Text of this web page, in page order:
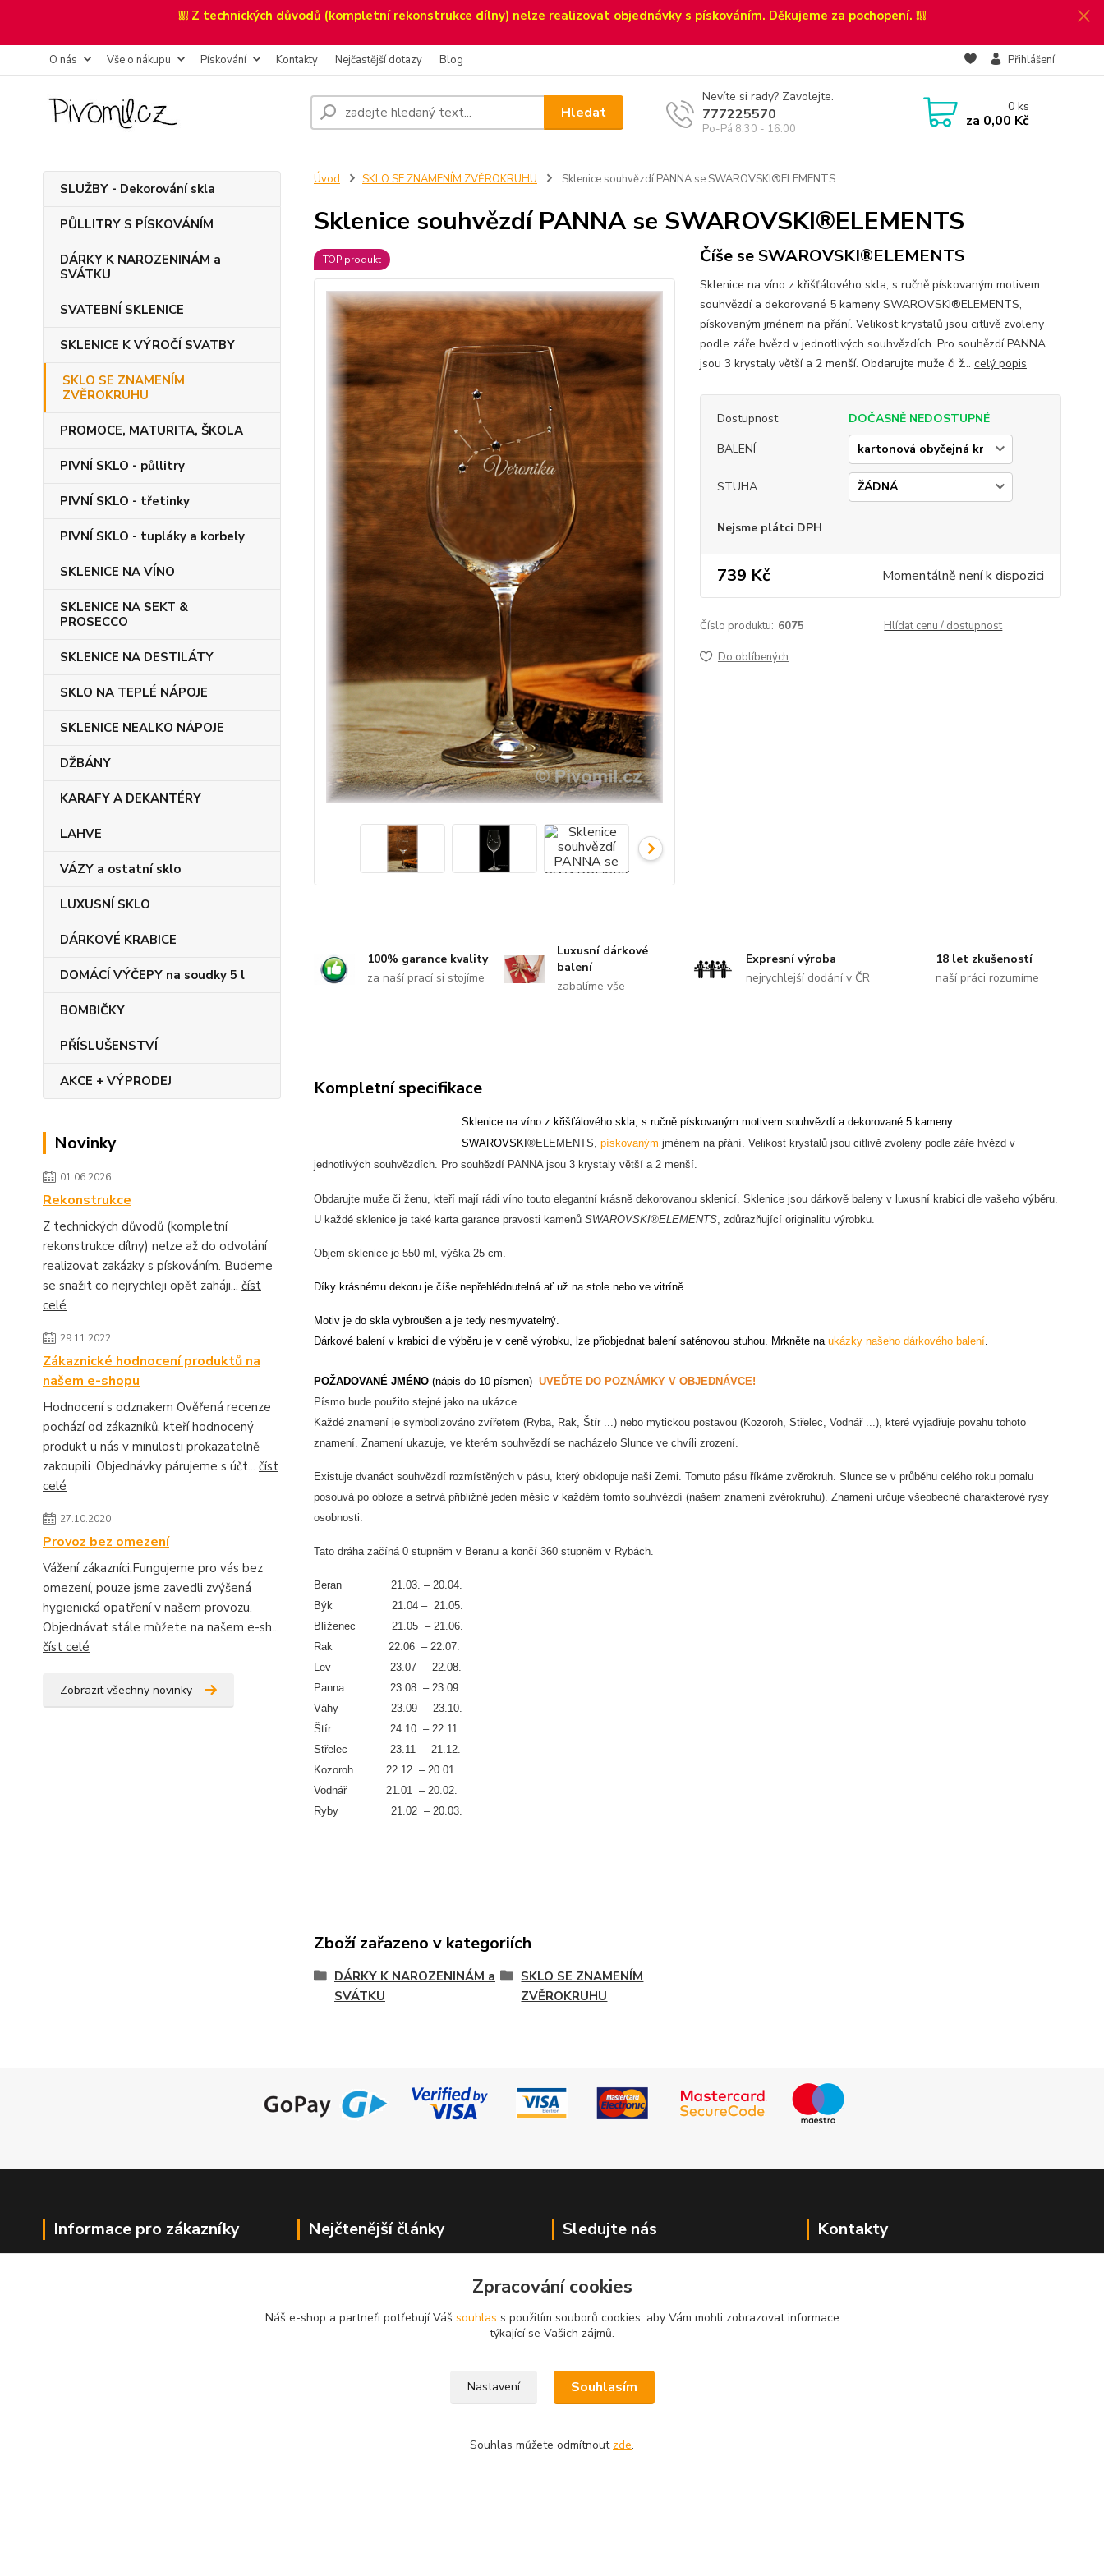
❕❕❕ Z technických důvodů (kompletní rekonstrukce dílny) nelze realizovat objednávky s pískováním. Děkujeme za pochopení. ❕❕❕
O nás Vše o nákupu Pískování Kontakty Nejčastější dotazy Blog Přihlášení
Hledat
Nevíte si rady? Zavolejte.
777225570
Po-Pá 8:30 - 16:00
0ks
za 0,00 Kč
SLUŽBY - Dekorování skla
PŮLLITRY S PÍSKOVÁNÍM
DÁRKY K NAROZENINÁM a
SVÁTKU
SVATEBNÍ SKLENICE
SKLENICE K VÝROČÍ SVATBY
SKLO SE ZNAMENÍM
ZVĚROKRUHU
PROMOCE, MATURITA, ŠKOLA
PIVNÍ SKLO - půllitry
PIVNÍ SKLO - třetinky
PIVNÍ SKLO - tupláky a korbely
SKLENICE NA VÍNO
SKLENICE NA SEKT &
PROSECCO
SKLENICE NA DESTILÁTY
SKLO NA TEPLÉ NÁPOJE
SKLENICE NEALKO NÁPOJE
DŽBÁNY
KARAFY A DEKANTÉRY
LAHVE
VÁZY a ostatní sklo
LUXUSNÍ SKLO
DÁRKOVÉ KRABICE
DOMÁCÍ VÝČEPY na soudky 5 l
BOMBIČKY
PŘÍSLUŠENSTVÍ
AKCE + VÝPRODEJ
Novinky
01.06.2026
Rekonstrukce
Z technických důvodů (kompletní
rekonstrukce dílny) nelze až do odvolání
realizovat zakázky s pískováním. Budeme
se snažit co nejrychleji opět zaháji... číst
celé
29.11.2022
Zákaznické hodnocení produktů na
našem e-shopu
Hodnocení s odznakem Ověřená recenze
pochází od zákazníků, kteří hodnocený
produkt u nás v minulosti prokazatelně
zakoupili. Objednávky párujeme s účt... číst
celé
27.10.2020
Provoz bez omezení
Vážení zákazníci,Fungujeme pro vás bez
omezení, pouze jsme zavedli zvýšená
hygienická opatření v našem provozu.
Objednávat stále můžete na našem e-sh...
číst celé
Zobrazit všechny novinky
Úvod SKLO SE ZNAMENÍM ZVĚROKRUHU Sklenice souhvězdí PANNA se SWAROVSKI®ELEMENTS
Sklenice souhvězdí PANNA se SWAROVSKI®ELEMENTS
TOP produkt Číše se SWAROVSKI®ELEMENTS
Sklenice na víno z křišťálového skla, s ručně pískovaným motivem
souhvězdí a dekorované 5 kameny SWAROVSKI®ELEMENTS,
pískovaným jménem na přání. Velikost krystalů jsou citlivě zvoleny
podle záře hvězd v jednotlivých souhvězdích. Pro souhězdí PANNA
jsou 3 krystaly větší a 2 menší. Obdarujte muže či ž... celý popis
Dostupnost
DOČASNĚ NEDOSTUPNÉ
BALENÍ
STUHA
Nejsme plátci DPH
739 Kč Momentálně není k dispozici
Číslo produktu: 6075 Hlídat cenu / dostupnost
Do oblíbených
100% garance kvality
za naší prací si stojíme
Luxusní dárkové
balení
zabalíme vše
Expresní výroba
nejrychlejší dodání v ČR
18 let zkušeností
naší práci rozumíme
Kompletní specifikace
Sklenice na víno z křišťálového skla, s ručně pískovaným motivem souhvězdí a dekorované 5 kameny
SWAROVSKI ®ELEMENTS, pískovaným jménem na přání. Velikost krystalů jsou citlivě zvoleny podle záře hvězd v
jednotlivých souhvězdích. Pro souhězdí PANNA jsou 3 krystaly větší a 2 menší.
Obdarujte muže či ženu, kteří mají rádi víno touto elegantní krásně dekorovanou sklenicí. Sklenice jsou dárkově baleny v luxusní krabici dle vašeho výběru.
U každé sklenice je také karta garance pravosti kamenů SWAROVSKI®ELEMENTS, zdůrazňující originalitu výrobku.
Objem sklenice je 550 ml, výška 25 cm.
Díky krásnému dekoru je číše nepřehlédnutelná ať už na stole nebo ve vitríně.
Motiv je do skla vybroušen a je tedy nesmyvatelný.
Dárkové balení v krabici dle výběru je v ceně výrobku, lze přiobjednat balení saténovou stuhou. Mrkněte na ukázky našeho dárkového balení.
POŽADOVANÉ JMÉNO (nápis do 10 písmen) UVEĎTE DO POZNÁMKY V OBJEDNÁVCE!
Písmo bude použito stejné jako na ukázce.
Každé znamení je symbolizováno zvířetem (Ryba, Rak, Štír ...) nebo mytickou postavou (Kozoroh, Střelec, Vodnář ...), které vyjadřuje povahu tohoto
znamení. Znamení ukazuje, ve kterém souhvězdí se nacházelo Slunce ve chvíli zrození.
Existuje dvanáct souhvězdí rozmístěných v pásu, který obklopuje naši Zemi. Tomuto pásu říkáme zvěrokruh. Slunce se v průběhu celého roku pomalu
posouvá po obloze a setrvá přibližně jeden měsíc v každém tomto souhvězdí (našem znamení zvěrokruhu). Znamení určuje všeobecné charakterové rysy
osobnosti.
Tato dráha začíná 0 stupněm v Beranu a končí 360 stupněm v Rybách.
Beran 21.03. – 20.04.
Býk 21.04 – 21.05.
Blíženec 21.05 – 21.06.
Rak 22.06 – 22.07.
Lev 23.07 – 22.08.
Panna 23.08 – 23.09.
Váhy 23.09 – 23.10.
Štír 24.10 – 22.11.
Střelec 23.11 – 21.12.
Kozoroh 22.12 – 20.01.
Vodnář 21.01 – 20.02.
Ryby 21.02 – 20.03.
Zboží zařazeno v kategoriích
DÁRKY K NAROZENINÁM a
SVÁTKU
SKLO SE ZNAMENÍM
ZVĚROKRUHU
Informace pro zákazníky Nejčtenější články
Naše dárkové balení
Sledujte nás Kontakty
Zákaznická podpora
Zpracování cookies
Náš e-shop a partneři potřebují Váš souhlas s použitím souborů cookies, aby Vám mohli zobrazovat informace
týkající se Vašich zájmů.
Nastavení Souhlasím
Souhlas můžete odmítnout zde.